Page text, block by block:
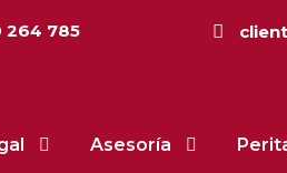
264 785
Asesoría